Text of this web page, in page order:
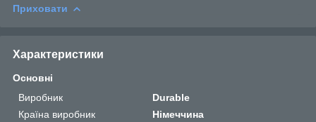
Приховати
Характеристики
Основні
Виробник
Durable
Країна виробник
Німеччина